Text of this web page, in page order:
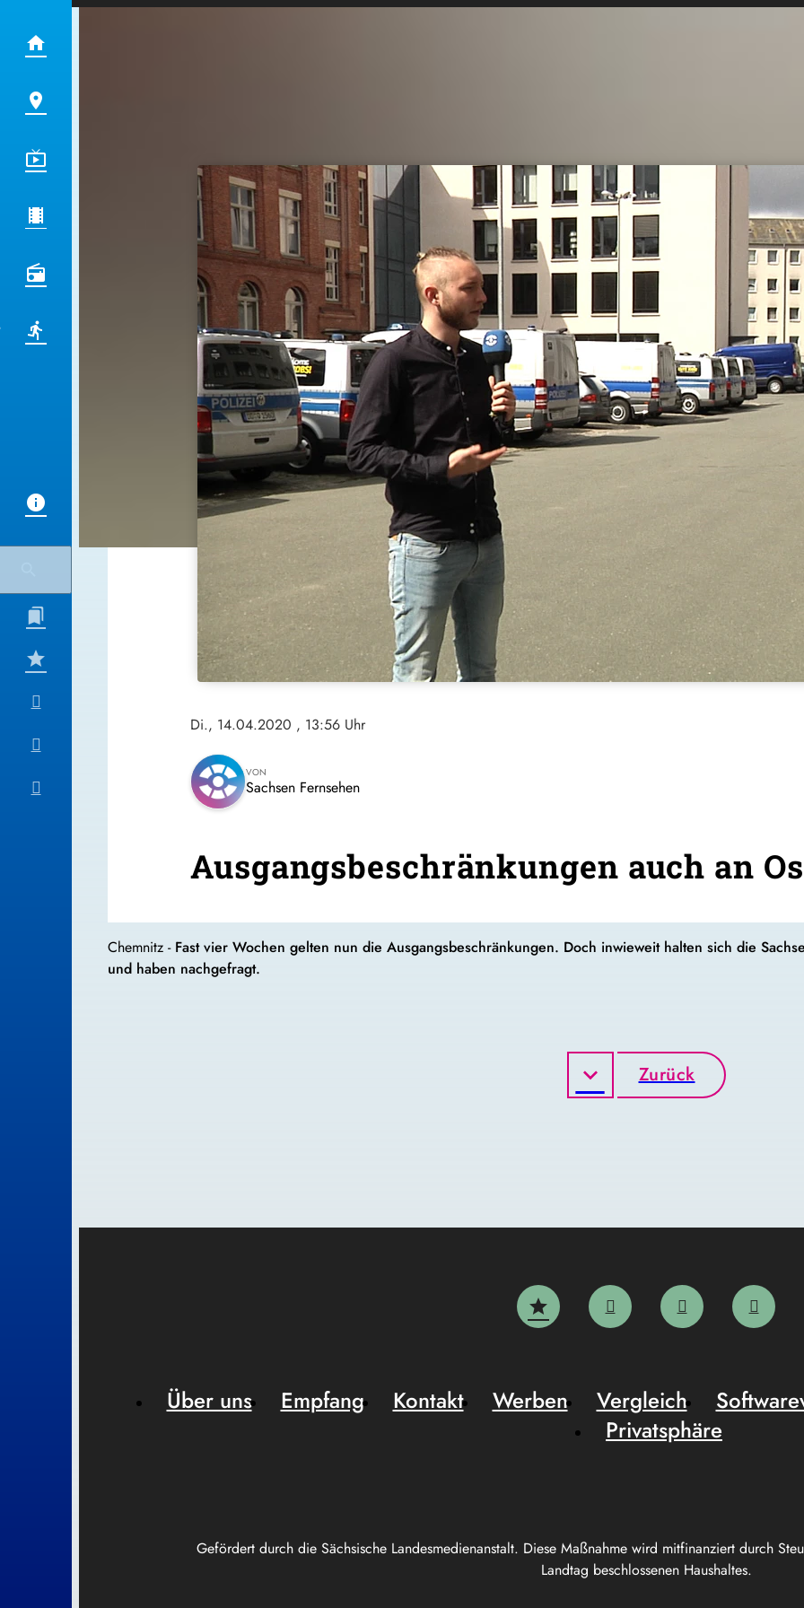
Di., 14.04.2020 , 13:56 Uhr
VON
Sachsen Fernsehen
Ausgangsbeschränkungen auch an
Chemnitz - Fast vier Wochen gelten nun die Ausgangsbeschränkungen. Doch inwieweithalten sich die
und haben nachgefragt.
Zurück
Gefördert durch die Sächsische Landesmedienanstalt. Diese Maßnahme wird mitfinanziert durch
Landtag beschlossenen Haushaltes.
Über uns Empfang Kontakt Werben Vergleich
Privatsphäre